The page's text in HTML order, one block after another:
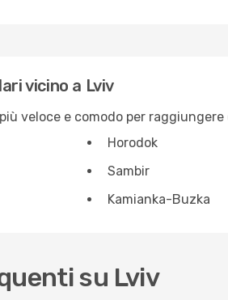
vicino a Lviv
veloce e comodo per
Horodok
Sambir
Kamianka-Buzka
su Lviv